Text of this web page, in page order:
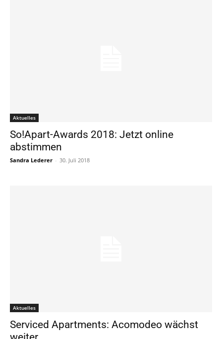
Aktuelles
So!Apart-Awards 2018: Jetzt online
abstimmen
Sandra Lederer - 30. Juli 2018
Aktuelles
Serviced Apartments: Acomodeo wächst